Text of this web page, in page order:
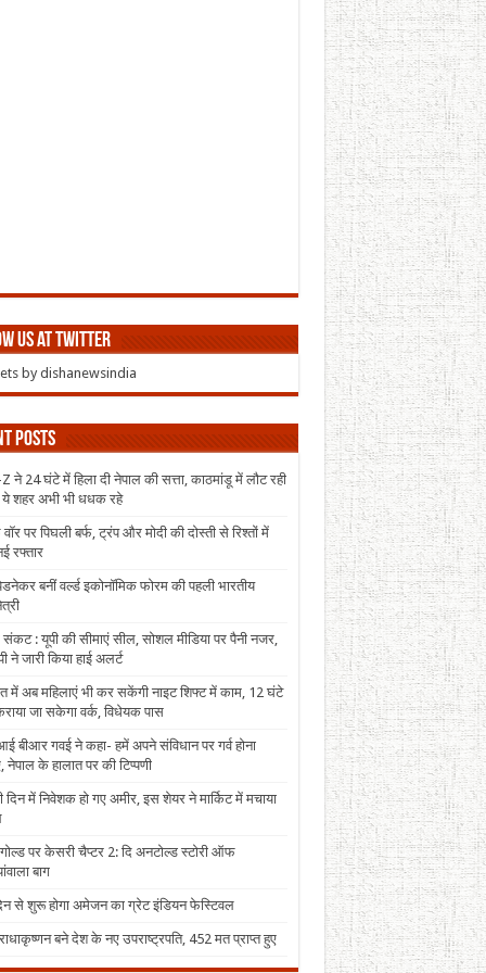
us at Twitter
by dishanewsindia
Posts
ने 24 घंटे में हिला दी नेपाल की सत्ता, काठमांडू में लौट रही
ये शहर अभी भी धधक रहे
पर पिघली बर्फ, ट्रंप और मोदी की दोस्ती से रिश्तों में
रफ्तार
बनीं वर्ल्ड इकोनॉमिक फोरम की पहली भारतीय
संकट : यूपी की सीमाएं सील, सोशल मीडिया पर पैनी नजर,
ने जारी किया हाई अलर्ट
में अब महिलाएं भी कर सकेंगी नाइट शिफ्ट में काम, 12 घंटे
जा सकेगा वर्क, विधेयक पास
बीआर गवई ने कहा- हमें अपने संविधान पर गर्व होना
नेपाल के हालात पर की टिप्पणी
दिन में निवेशक हो गए अमीर, इस शेयर ने मार्किट में मचाया
गोल्ड पर केसरी चैप्टर 2: दि अनटोल्ड स्टोरी ऑफ
बाग
से शुरू होगा अमेजन का ग्रेट इंडियन फेस्टिवल
बने देश के नए उपराष्ट्रपति, 452 मत प्राप्त हुए